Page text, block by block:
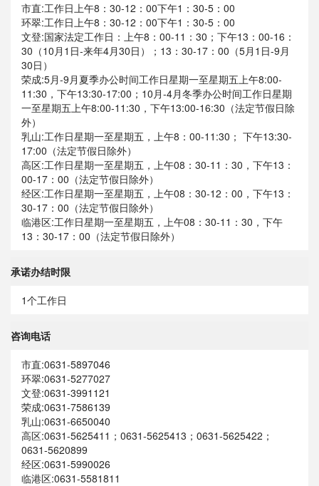
市直:工作日上午8：30-12：00下午1：30-5：00
环翠:工作日上午8：30-12：00下午1：30-5：00
文登:国家法定工作日：上午8：00-11：30；下午13：00-16：
30（10月1日-来年4月30日）；13：30-17：00（5月1日-9月
30日）
荣成:5月-9月夏季办公时间工作日星期一至星期五上午8:00-
11:30，下午13:30-17:00；10月-4月冬季办公时间工作日星期
一至星期五上午8:00-11:30，下午13:00-16:30（法定节假日除
外）
乳山:工作日星期一至星期五，上午8：00-11:30； 下午13:30-
17:00（法定节假日除外）
高区:工作日星期一至星期五，上午08：30-11：30，下午13：
00-17：00（法定节假日除外）
经区:工作日星期一至星期五，上午08：30-12：00，下午13：
30-17：00（法定节假日除外）
临港区:工作日星期一至星期五，上午08：30-11：30，下午
13：30-17：00（法定节假日除外）
承诺办结时限
1个工作日
咨询电话
市直:0631-5897046
环翠:0631-5277027
文登:0631-3991121
荣成:0631-7586139
乳山:0631-6650040
高区:0631-5625411；0631-5625413；0631-5625422；
0631-5620899
经区:0631-5990026
临港区:0631-5581811